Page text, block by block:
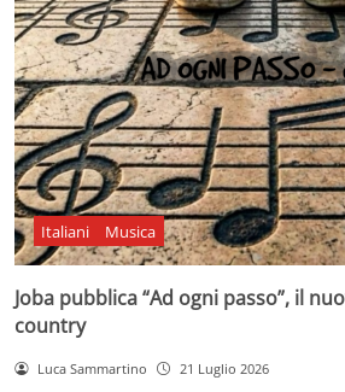
Italiani Musica
Joba pubblica “Ad ogni passo”, il
country
Luca Sammartino 21 Luglio 2026